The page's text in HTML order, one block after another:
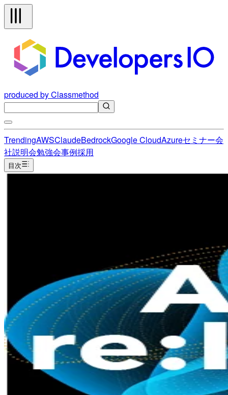
produced by Classmethod
TrendingAWSClaudeBedrockGoogle CloudAzureセミナー会
社説明会勉強会事例採用
目次